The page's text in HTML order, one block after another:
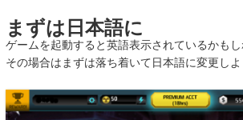
まずは日本語に
ゲームを起動すると英語表示されているかもし
その場合はまずは落ち着いて日本語に変更しよ